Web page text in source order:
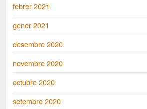
febrer 2021
gener 2021
desembre 2020
novembre 2020
octubre 2020
setembre 2020